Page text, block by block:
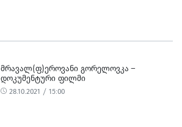
ᲛᲠᲐᲕᲐᲚ(Ფ)ᲔᲠᲝᲕᲐᲜᲘ ᲒᲝᲠᲔᲚᲝᲕᲙᲐ –
ᲓᲝᲙᲣᲛᲔᲜᲢᲣᲠᲘ ᲤᲘᲚᲛᲘ
28.10.2021 / 15:00